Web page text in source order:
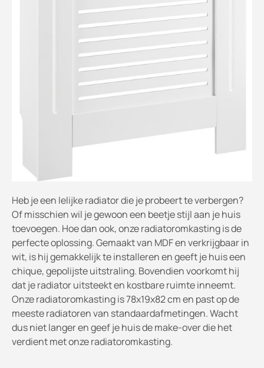
Heb je een lelijke radiator die je probeert te verbergen?
Of misschien wil je gewoon een beetje stijl aan je huis
toevoegen. Hoe dan ook, onze radiatoromkasting is de
perfecte oplossing. Gemaakt van MDF en verkrijgbaar in
wit, is hij gemakkelijk te installeren en geeft je huis een
chique, gepolijste uitstraling. Bovendien voorkomt hij
dat je radiator uitsteekt en kostbare ruimte inneemt.
Onze radiatoromkasting is 78x19x82 cm en past op de
meeste radiatoren van standaardafmetingen. Wacht
dus niet langer en geef je huis de make-over die het
verdient met onze radiatoromkasting.